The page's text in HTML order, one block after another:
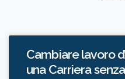
Cambiare lavoro
una Carriera